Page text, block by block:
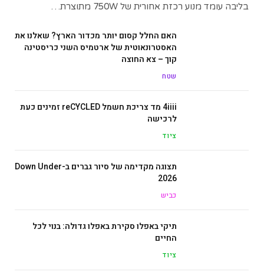
בליבה עומד מנוע רכזת אחורית של 750W מתוצרת…
האם החלל קסום יותר מכדור הארץ? שאלנו את
האסטרונאוטית של ארטמיס השני כריסטינה
קוך – צא החוצה
שטח
4iiii מד צריכת חשמל reCYCLED זמינים כעת
לרכישה
ציוד
תצוגה מקדימה של סיור גברים ב-Down Under
2026
כביש
תיקי באפלו סקירת באפלו גדולה: בנוי לכל
החיים
ציוד